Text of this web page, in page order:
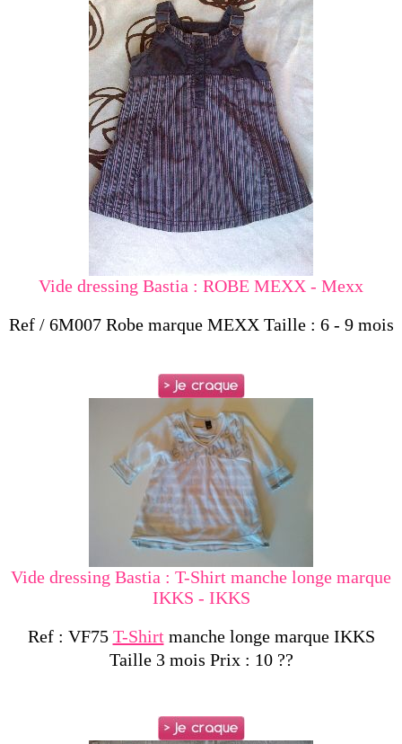
Vide dressing Bastia : ROBE MEXX - Mexx
Ref / 6M007 Robe marque MEXX Taille : 6 - 9 mois
Vide dressing Bastia : T-Shirt manche longe marque
IKKS - IKKS
Ref : VF75 T-Shirt manche longe marque IKKS
Taille 3 mois Prix : 10 ??